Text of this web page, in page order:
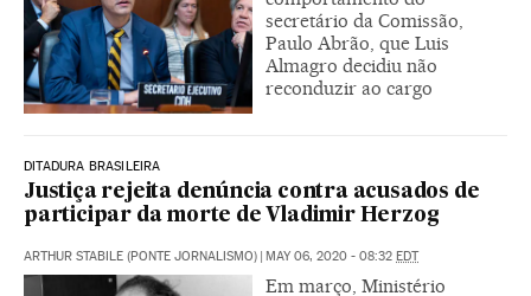
secretário da Comissão,
Paulo Abrão, que Luis
Almagro decidiu não
reconduzir ao cargo
DITADURA BRASILEIRA
Justiça rejeita denúncia contra acusados de
participar da morte de Vladimir Herzog
ARTHUR STABILE (PONTE JORNALISMO) | MAY 06, 2020 - 08:32 EDT
Em março, Ministério